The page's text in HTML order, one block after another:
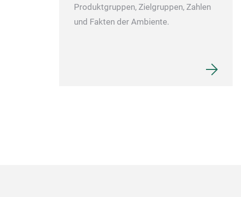
Produktgruppen, Zielgruppen, Zahlen
und Fakten der Ambiente.